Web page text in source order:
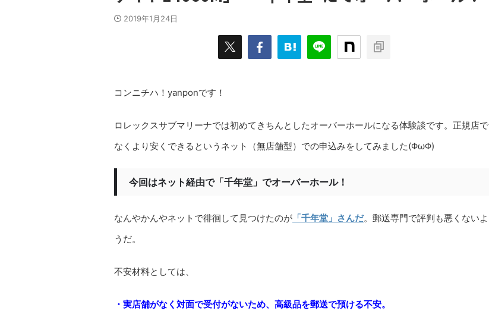
2019年1月24日
コンニチハ！yanponです！
ロレックスサブマリーナでは初めてきちんとしたオーバーホールになる体験談です。正規店で
なくより安くできるというネット（無店舗型）での申込みをしてみました(ΦωΦ)
今回はネット経由で「千年堂」でオーバーホール！
なんやかんやネットで徘徊して見つけたのが 「千年堂」さんだ。郵送専門で評判も悪くないよ
うだ。
不安材料としては、
・実店舗がなく対面で受付がないため、高級品を郵送で預ける不安。